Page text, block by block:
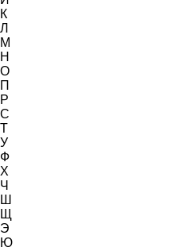
К
Л
М
Н
О
П
Р
С
Т
У
Ф
Х
Ч
Ш
Щ
Э
Ю